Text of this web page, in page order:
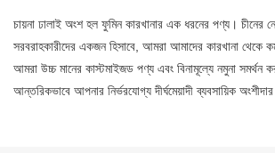
চায়না ঢালাই অংশ হল ফুমিন কারখানার এক ধরনের পণ্য। চীনের
সরবরাহকারীদের একজন হিসাবে, আমরা আমাদের কারখানা থেকে
আমরা উচ্চ মানের কাস্টমাইজড পণ্য এবং বিনামূল্যে নমুনা সমর্থন
আন্তরিকভাবে আপনার নির্ভরযোগ্য দীর্ঘমেয়াদী ব্যবসায়িক